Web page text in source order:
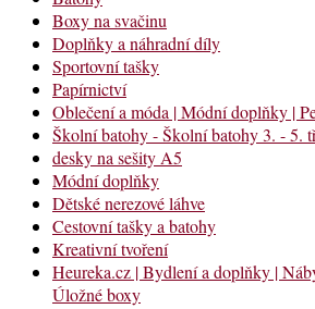
Boxy na svačinu
Doplňky a náhradní díly
Sportovní tašky
Papírnictví
Oblečení a móda | Módní doplňky |
Školní batohy - Školní batohy 3. - 5.
desky na sešity A5
Módní doplňky
Dětské nerezové láhve
Cestovní tašky a batohy
Kreativní tvoření
Heureka.cz | Bydlení a doplňky |
Úložné boxy